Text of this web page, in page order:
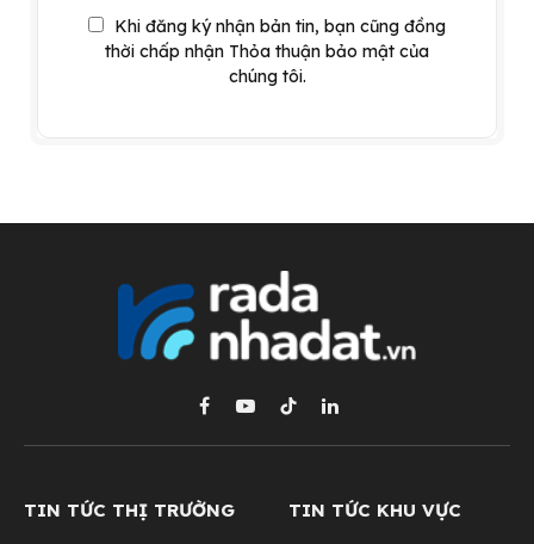
Khi đăng ký nhận bản tin, bạn cũng đồng
thời chấp nhận Thỏa thuận bảo mật của
chúng tôi.
Facebook
YouTubeTikTokLinkedIn
TIN TỨC THỊ TRƯỜNG TIN TỨC KHU VỰC